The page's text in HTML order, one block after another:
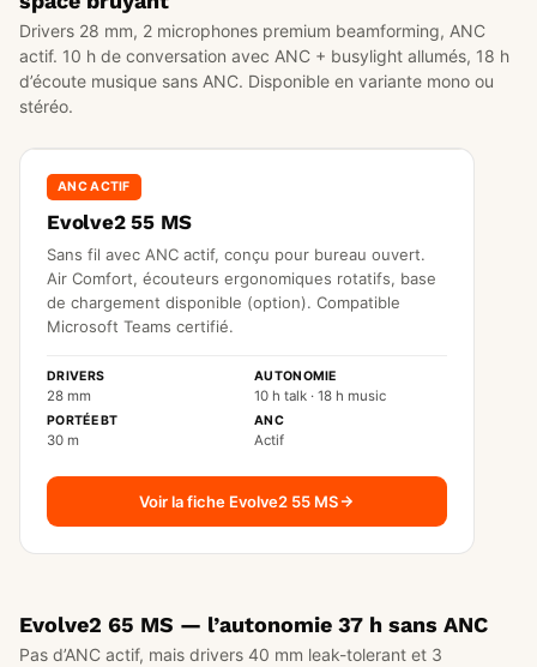
Drivers 28 mm, 2 microphones premium beamforming, ANC
actif. 10 h de conversation avec ANC + busylight allumés, 18 h
d’écoute musique sans ANC. Disponible en variante mono ou
stéréo.
ANC ACTIF
Evolve2 55 MS
Sans fil avec ANC actif, conçu pour bureau ouvert.
Air Comfort, écouteurs ergonomiques rotatifs, base
de chargement disponible (option). Compatible
Microsoft Teams certifié.
DRIVERS
28 mm
AUTONOMIE
10 h talk · 18 h music
PORTÉE BT
30 m
ANC
Actif
Voir la fiche Evolve2 55 MS
Evolve2 65 MS — l’autonomie 37 h sans ANC
Pas d’ANC actif, mais drivers 40 mm leak-tolerant et 3